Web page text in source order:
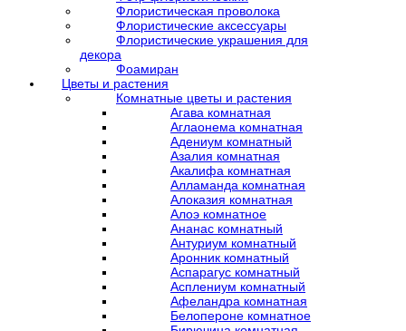
Флористическая проволока
Флористические аксессуары
Флористические украшения для
декора
Фоамиран
Цветы и растения
Комнатные цветы и растения
Агава комнатная
Аглаонема комнатная
Адениум комнатный
Азалия комнатная
Акалифа комнатная
Алламанда комнатная
Алоказия комнатная
Алоэ комнатное
Ананас комнатный
Антуриум комнатный
Аронник комнатный
Аспарагус комнатный
Асплениум комнатный
Афеландра комнатная
Белопероне комнатное